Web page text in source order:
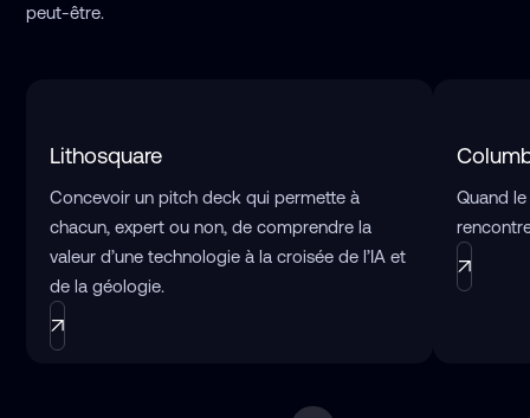
peut-être.
Lithosquare
Concevoir un pitch deck qui permette à
chacun, expert ou non, de comprendre la
valeur d’une technologie à la croisée de l’IA et
de la géologie.
Quand